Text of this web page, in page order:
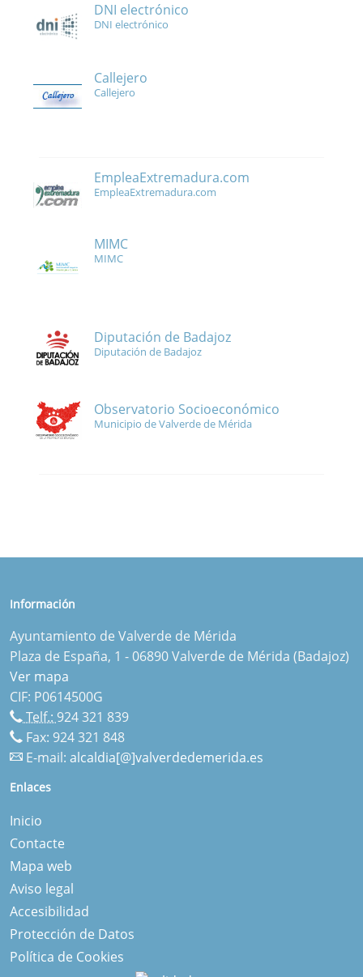
DNI electrónico
DNI electrónico
Callejero
Callejero
EmpleaExtremadura.com
EmpleaExtremadura.com
MIMC
MIMC
Diputación de Badajoz
Diputación de Badajoz
Observatorio Socioeconómico
Municipio de Valverde de Mérida
Información
Ayuntamiento de Valverde de Mérida
Plaza de España, 1 - 06890 Valverde de Mérida (Badajoz)
Ver mapa
CIF: P0614500G
Telf.: 924 321 839
Fax: 924 321 848
E-mail: alcaldia[@]valverdedemerida.es
Enlaces
Inicio
Contacte
Mapa web
Aviso legal
Accesibilidad
Protección de Datos
Política de Cookies